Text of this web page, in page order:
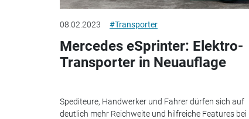
08.02.2023 #Transporter
Mercedes eSprinter: Elektro-
Transporter in Neuauflage
Spediteure, Handwerker und Fahrer dürfen sich auf
deutlich mehr Reichweite und hilfreiche Features bei